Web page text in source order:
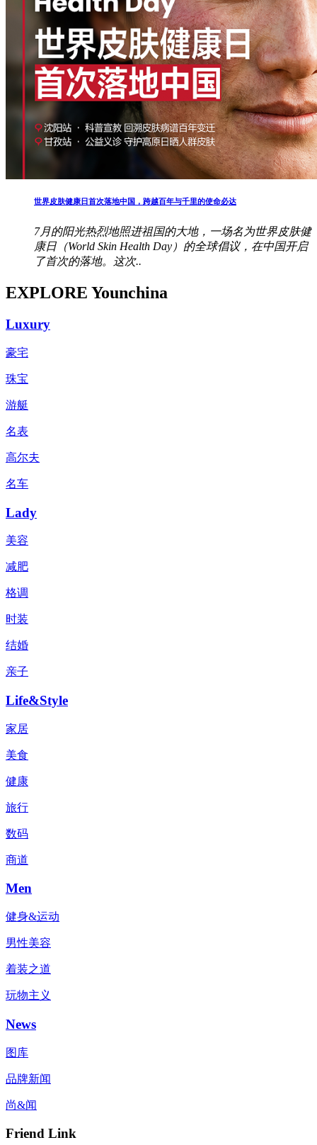
世界皮肤健康日首次落地中国，跨越百年与千里的使命必达
7月的阳光热烈地照进祖国的大地，一场名为世界皮肤健
康日（World Skin Health Day）的全球倡议，在中国开启
了首次的落地。这次..
EXPLORE Younchina
Luxury
豪宅
珠宝
游艇
名表
高尔夫
名车
Lady
美容
减肥
格调
时装
结婚
亲子
Life&Style
家居
美食
健康
旅行
数码
商道
Men
健身&运动
男性美容
着装之道
玩物主义
News
图库
品牌新闻
尚&闻
Friend Link